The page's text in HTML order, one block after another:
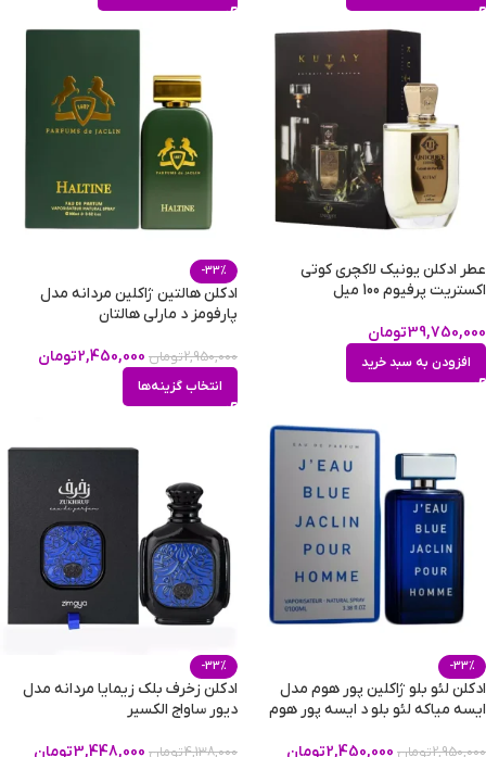
عطر ادکلن یونیک لاکچری کوتی
اکستریت پرفیوم 100 میل
39,750,000تومان
افزودن به سبد خرید
-33%
ادکلن هالتین ژاکلین مردانه مدل
پارفومز د مارلی هالتان
2,950,000تومان 2,450,000تومان
انتخاب گزینه‌ها
-33%
ادکلن لئو بلو ژاکلین پور هوم مدل
ایسه میاکه لئو بلو د ایسه پور هوم
2,950,000تومان 2,450,000تومان
-33%
ادکلن زخرف بلک زیمایا مردانه مدل
دیور ساواج الکسیر
4,138,000تومان 3,448,000تومان